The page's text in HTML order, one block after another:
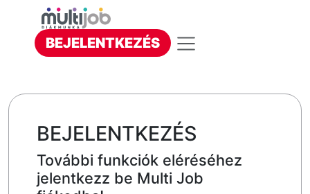
BEJELENTKEZÉS
BEJELENTKEZÉS
További funkciók eléréséhez
jelentkezz be Multi Job